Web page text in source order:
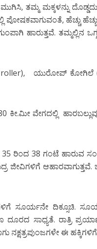
ಮುಗಿಸಿ, ತಮ್ಮ ಮಕ್ಕಳನ್ನು
ಹೆಚ್ಚು
ಹಾರುತ್ತವೆ. ತಮ್ಮಲ್ಲಿನ
ಯುರೋಪ್ ಕೋಗಿಲೆ
ಕೀ.ಮೀ ವೇಗದಲ್ಲಿ
35 ರಿಂದ 38 ಗಂಟೆ ಹಾರುವ
ಜೀವಿಗಳಿಗೆ
ಸೂರ್ಯನೇ ದಿಕ್ಸೂಚಿ.
ಸಾಧ್ಯತೆ. ರಾತ್ರಿ
ನಕ್ಷತ್ರಪುಂಜಗಳೇ ಈ